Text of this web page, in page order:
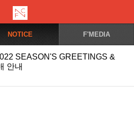
NOTICE F'MEDIA
SEASON'S GREETINGS &
안내